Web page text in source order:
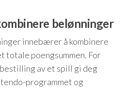
belønninger
innebærer å kombinere
totale poengsummen. For
av et spill gi deg
programmet og